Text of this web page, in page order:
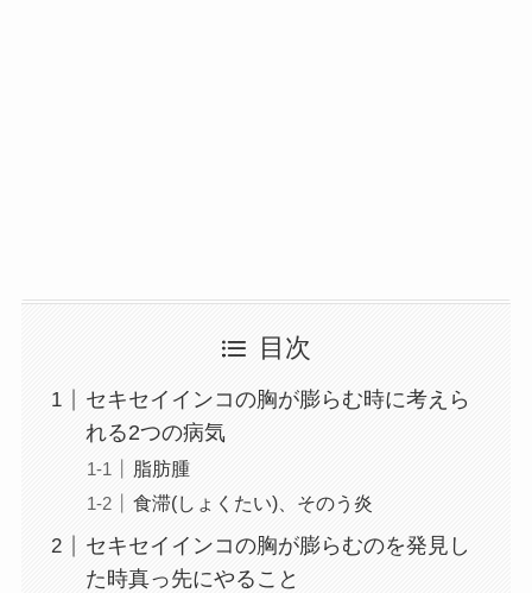
目次
セキセイインコの胸が膨らむ時に考えら
れる2つの病気
脂肪腫
食滞(しょくたい)、そのう炎
セキセイインコの胸が膨らむのを発見し
た時真っ先にやること